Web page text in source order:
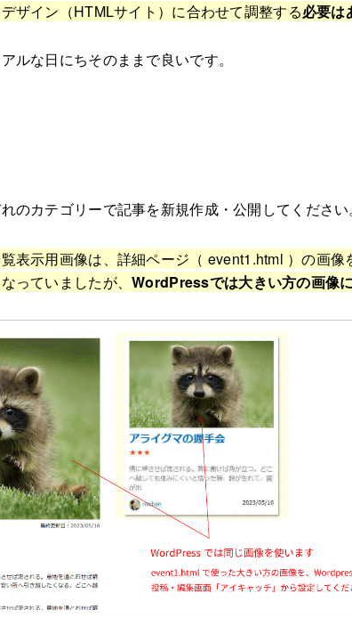
ザイン（HTMLサイト）に合わせて調整する必要は
ルな日にちそのままで良いです。
のカテゴリーで記事を新規作成・公開してくださ
表示用画像は、詳細ページ（ event1.html ）の画像
っていましたが、WordPressでは大きい方の画像